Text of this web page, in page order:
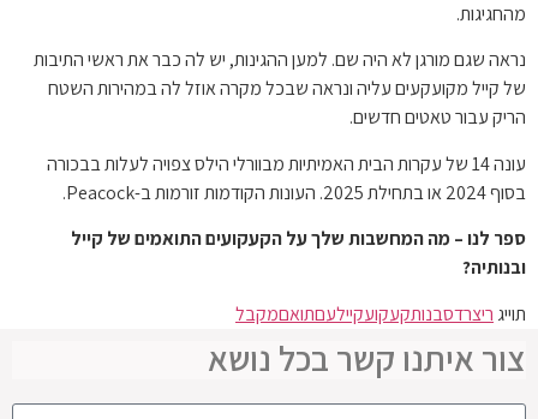
מהחגיגות.
נראה שגם מורגן לא היה שם. למען ההגינות, יש לה כבר את ראשי התיבות
של קייל מקועקעים עליה ונראה שבכל מקרה אוזל לה במהירות השטח
הריק עבור טאטים חדשים.
עונה 14 של עקרות הבית האמיתיות מבוורלי הילס צפויה לעלות בבכורה
בסוף 2024 או בתחילת 2025. העונות הקודמות זורמות ב-Peacock.
ספר לנו – מה המחשבות שלך על הקעקועים התואמים של קייל
ובנותיה?
תוייג ריצרדסבנותקעקועקיילעםתואםמקבל
צור איתנו קשר בכל נושא